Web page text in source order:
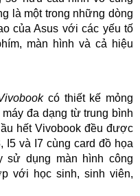
là một trong những dòng
của Asus với các yếu tố
màn hình và cả hiệu
có thiết kế mỏng
đa dạng từ trung bình
hết Vivobook đều được
I5 và I7 cùng card đồ họa
sử dụng màn hình công
với học sinh, sinh viên,